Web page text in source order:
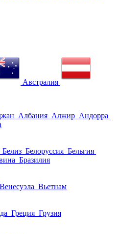
Австралия
Албания Алжир Андорра
Белиз Белоруссия Бельгия
Бразилия
Венесуэла Вьетнам
Греция Грузия